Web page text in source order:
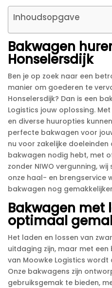
Inhoudsopgave
Bakwagen
Honselersdijk
Ben je op zoek naar een
manier om goederen te
Honselersdijk? Dan is een
Logistics jouw oplossing.​
en diverse huuropties
perfecte bakwagen voor
nu voor zakelijke
bakwagen nodig hebt, met
zonder NIWO vergunning,
onze haal- en brengservice
bakwagen nog
Bakwagen met
optimaal
Het laden en lossen van
uitdaging zijn, maar met
van Moowke Logistics wordt
Onze bakwagens zijn
gebruiksgemak te bieden,